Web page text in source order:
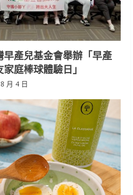
產兒基金會舉辦「早產
庭棒球體驗日」
月 4 日